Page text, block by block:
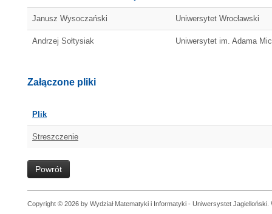
Janusz Wysoczański Uniwersytet Wrocławski
Andrzej Sołtysiak Uniwersytet im. Adama
Załączone pliki
Plik
Streszczenie
Powrót
Copyright © 2026 by Wydział Matematyki i Informatyki - Uniwersystet